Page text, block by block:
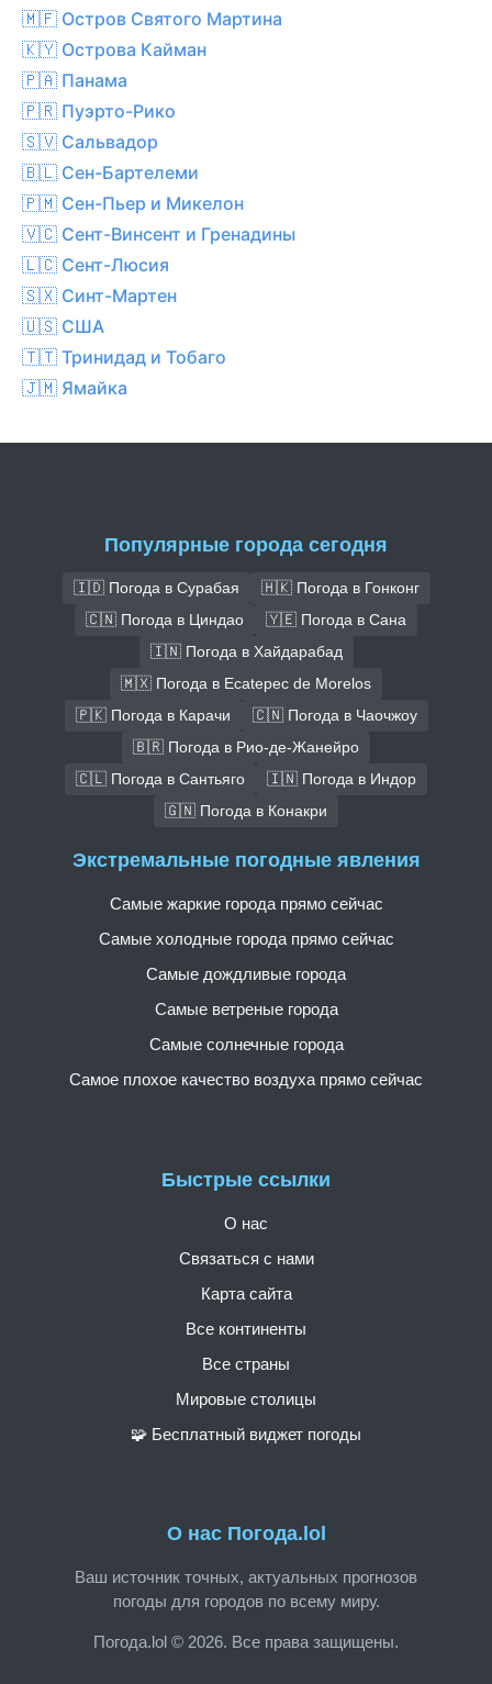
🇲🇫 Остров Святого Мартина
🇰🇾 Острова Кайман
🇵🇦 Панама
🇵🇷 Пуэрто-Рико
🇸🇻 Сальвадор
🇧🇱 Сен-Бартелеми
🇵🇲 Сен-Пьер и Микелон
🇻🇨 Сент-Винсент и Гренадины
🇱🇨 Сент-Люсия
🇸🇽 Синт-Мартен
🇺🇸 США
🇹🇹 Тринидад и Тобаго
🇯🇲 Ямайка
Популярные города сегодня
🇮🇩 Погода в Сурабая
🇭🇰 Погода в Гонконг
🇨🇳 Погода в Циндао
🇾🇪 Погода в Сана
🇮🇳 Погода в Хайдарабад
🇲🇽 Погода в Ecatepec de Morelos
🇵🇰 Погода в Карачи
🇨🇳 Погода в Чаочжоу
🇧🇷 Погода в Рио-де-Жанейро
🇨🇱 Погода в Сантьяго
🇮🇳 Погода в Индор
🇬🇳 Погода в Конакри
О нас Погода.lol
Ваш источник точных, актуальных прогнозов
погоды для городов по всему миру.
Погода.lol © 2026. Все права защищены.
Быстрые ссылки
О нас
Связаться с нами
Карта сайта
Все континенты
Все страны
Мировые столицы
🧩 Бесплатный виджет погоды
Экстремальные погодные явления
Самые жаркие города прямо сейчас
Самые холодные города прямо сейчас
Самые дождливые города
Самые ветреные города
Самые солнечные города
Самое плохое качество воздуха прямо сейчас